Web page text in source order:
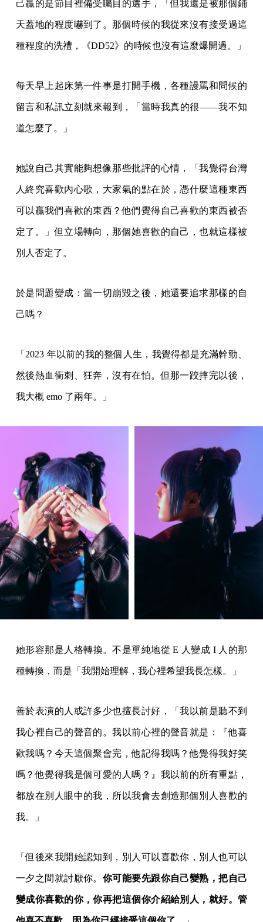
己贏的是節目裡備受矚目的選手，「但我還是被那個鋪
天蓋地的程度嚇到了。那個時候的我從來沒有接受過這
種程度的洗禮，《DD52》的時候也沒有這麼爆開過。」
每天早上起床第一件事是打開手機，各種謾罵和問候的
留言和私訊立刻就來報到，「當時我真的很——我不知
道怎麼了。」
她說自己其實能夠想像那些批評的心情，「我覺得台灣
人終究喜歡內心歌，大家氣的點在於，憑什麼這種東西
可以贏我們喜歡的東西？他們覺得自己喜歡的東西被否
定了。」但立場轉向，那個她喜歡的自己，也就這樣被
別人否定了。
於是問題變成：當一切崩毀之後，她還要追求那樣的自
己嗎？
「2023 年以前的我的整個人生，我覺得都是充滿幹勁、
然後熱血衝刺、狂奔，沒有在怕。但那一跤摔完以後，
我大概 emo 了兩年。」
她形容那是人格轉換。不是單純地從 E 人變成 I 人的那
種轉換，而是「我開始理解，我心裡希望我長怎樣。」
善於表演的人或許多少也擅長討好，「我以前是聽不到
我心裡自己的聲音的。我以前心裡的聲音就是：『他喜
歡我嗎？今天這個聚會完，他記得我嗎？他覺得我好笑
嗎？他覺得我是個可愛的人嗎？』我以前的所有重點，
都放在別人眼中的我，所以我會去創造那個別人喜歡的
我。」
「但後來我開始認知到，別人可以喜歡你，別人也可以
一夕之間就討厭你。 你可能要先跟你自己變熟，把自己
變成你喜歡的你，你再把這個你介紹給別人，就好。管